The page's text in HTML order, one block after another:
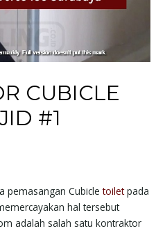
CUBICLE
#1
pemasangan Cubicletoiletpada
hal tersebut
adalah salah satu kontraktor